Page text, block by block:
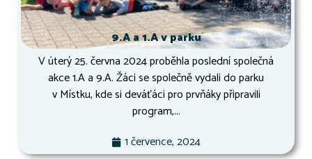
9.A a 1.A v parku
V úterý 25. června 2024 proběhla poslední společná
akce 1.A a 9.A. Žáci se společně vydali do parku
v Místku, kde si deváťáci pro prvňáky připravili
program,...
1 července, 2024